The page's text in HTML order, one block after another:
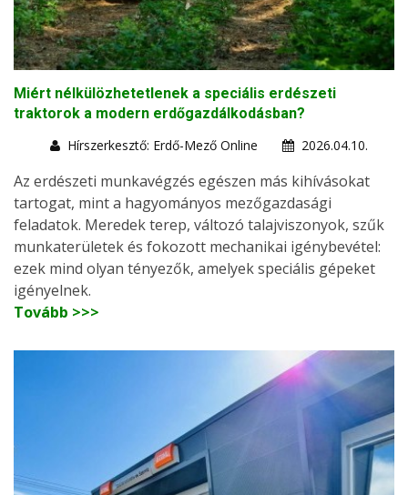
Miért nélkülözhetetlenek a speciális erdészeti
traktorok a modern erdőgazdálkodásban?
Hírszerkesztő: Erdő-Mező Online
2026.04.10.
Az erdészeti munkavégzés egészen más kihívásokat
tartogat, mint a hagyományos mezőgazdasági
feladatok. Meredek terep, változó talajviszonyok, szűk
munkaterületek és fokozott mechanikai igénybevétel:
ezek mind olyan tényezők, amelyek speciális gépeket
igényelnek.
Tovább >>>